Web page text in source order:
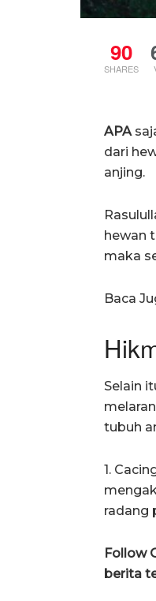
90
SHARES
APA
dari
anjing.
hewan
maka
Baca
Selain
tubuh
1.
radang
Follow
berita